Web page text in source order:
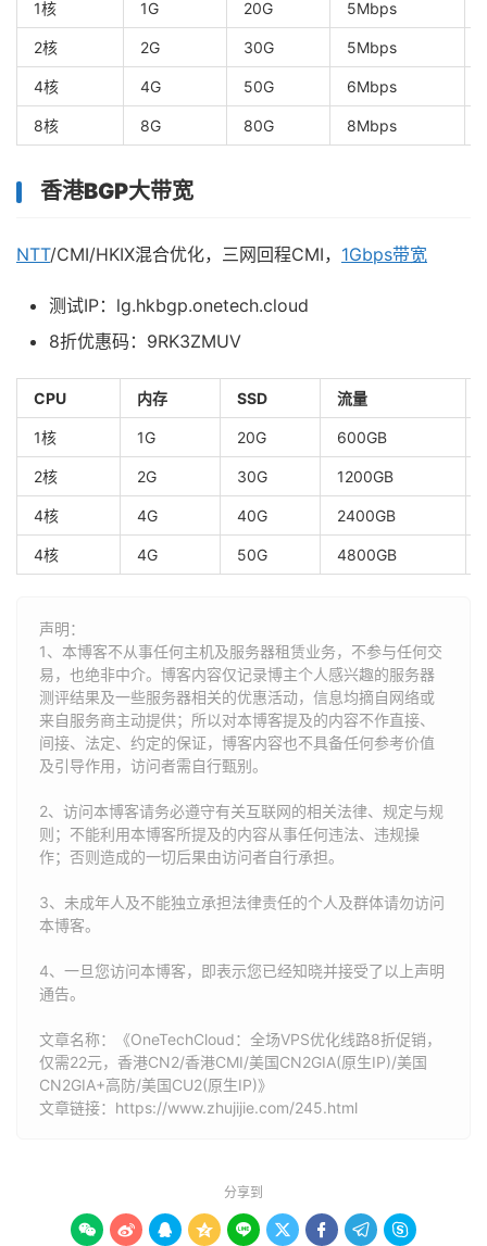
1核 1G 20G 5Mbps
2核 2G 30G 5Mbps
4核 4G 50G 6Mbps
8核 8G 80G 8Mbps
香港BGP大带宽
NTT/CMI/HKIX混合优化，三网回程CMI， 1Gbps带宽
测试IP：lg.hkbgp.onetech.cloud
8折优惠码：9RK3ZMUV
CPU 内存 SSD 流量
1核 1G 20G 600GB
2核 2G 30G 1200GB
4核 4G 40G 2400GB
4核 4G 50G 4800GB
声明：
1、本博客不从事任何主机及服务器租赁业务，不参与任何交
易，也绝非中介。博客内容仅记录博主个人感兴趣的服务器
测评结果及一些服务器相关的优惠活动，信息均摘自网络或
来自服务商主动提供；所以对本博客提及的内容不作直接、
间接、法定、约定的保证，博客内容也不具备任何参考价值
及引导作用，访问者需自行甄别。
2、访问本博客请务必遵守有关互联网的相关法律、规定与规
则；不能利用本博客所提及的内容从事任何违法、违规操
作；否则造成的一切后果由访问者自行承担。
3、未成年人及不能独立承担法律责任的个人及群体请勿访问
本博客。
4、一旦您访问本博客，即表示您已经知晓并接受了以上声明
通告。
文章名称：《OneTechCloud：全场VPS优化线路8折促销，
仅需22元，香港CN2/香港CMI/美国CN2GIA(原生IP)/美国
CN2GIA+高防/美国CU2(原生IP)》
文章链接： https://www.zhujijie.com/245.html
分享到
        